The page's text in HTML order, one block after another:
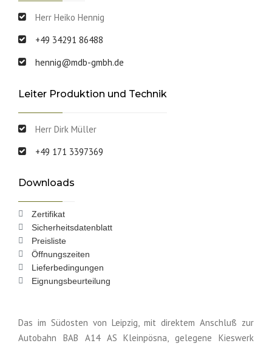
Herr Heiko Hennig
+49 34291 86488
hennig@mdb-gmbh.de
Leiter Produktion und Technik
Herr Dirk Müller
+49 171 3397369
Downloads
Zertifikat
Sicherheitsdatenblatt
Preisliste
Öffnungszeiten
Lieferbedingungen
Eignungsbeurteilung
Das im Südosten von Leipzig, mit direktem Anschluß zur
Autobahn BAB A14 AS Kleinpösna, gelegene Kieswerk